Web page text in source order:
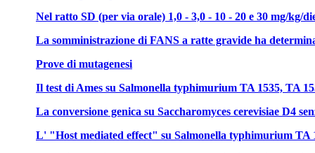
Nel ratto SD (per via orale) 1,0 - 3,0 - 10 - 20 e 30 mg/
La somministrazione di FANS a ratte gravide ha
Prove di mutagenesi
Il test di Ames su Salmonella typhimurium TA 1535, TA
La conversione genica su Saccharomyces cerevisiae D4
L' "Host mediated effect" su Salmonella typhimurium TA